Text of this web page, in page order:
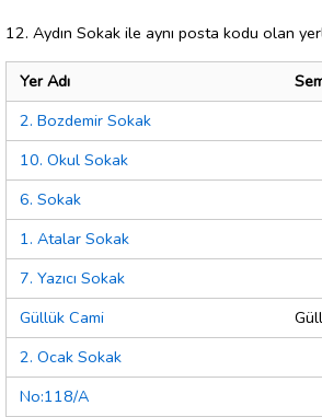
12. Aydın Sokak ile aynı posta kodu olan
Yer Adı
2. Bozdemir Sokak
10. Okul Sokak
6. Sokak
1. Atalar Sokak
7. Yazıcı Sokak
Güllük Cami
2. Ocak Sokak
No:118/A